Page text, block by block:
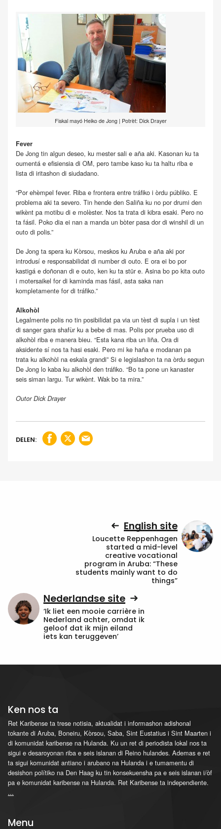
Fiskal mayó Heiko de Jong | Potrèt: Dick Drayer
Fever
De Jong tin algun deseo, ku mester sali e aña aki. Kasonan ku ta
oumentá e efisiensia di OM, pero tambe kaso ku ta haltu riba e
lista di iritashon di siudadano.
“Por ehèmpel fever. Riba e frontera entre tráfiko i òrdu públiko. E
problema aki ta severo. Tin hende den Saliña ku no por drumi den
wikènt pa motibu di e molèster. Nos ta trata di kibra esaki. Pero no
ta fásil. Poko dia ei nan a manda un bòter pasa dor di winshil di un
outo di polis.”
De Jong ta spera ku Kòrsou, meskos ku Aruba e aña aki por
introdusí e responsabilidat di number di outo. E ora ei bo por
kastigá e doñonan di e outo, ken ku ta stür e. Asina bo po kita outo
i motersaikel for di kaminda mas fásil, asta saka nan
kompletamente for di tráfiko.”
Alkohòl
Legalmente polis no tin posibilidat pa via un tèst di supla i un tèst
di sanger gara shafùr ku a bebe di mas. Polis por prueba uso di
alkohòl riba e manera bieu. “Esta kana riba un liña. Ora di
aksidente sí nos ta hasi esaki. Pero mi ke haña e modanan pa
trata ku alkohòl na eskala grandi” Si e legislashon ta na òrdu segun
De Jong lo kaba ku alkohòl den tráfiko. “Bo ta pone un kanaster
seis siman largu. Tur wikènt. Wak bo ta mira.”
Outor Dick Drayer
DELEN:
English site
Loucette Reppenhagen
started a mid-level
creative vocational
program in Aruba: “These
students mainly want to do
things”
Nederlandse site
‘Ik liet een mooie carrière in
Nederland achter, omdat ik
geloof dat ik mijn eiland
iets kan teruggeven’
Ken nos ta
Ret Karibense ta trese notisia, aktualidat i informashon adishonal
tokante di Aruba, Boneiru, Kòrsou, Saba, Sint Eustatius i Sint Maarten i
di komunidat karibense na Hulanda. Ku un ret di periodista lokal nos ta
sigui e desaroyonan riba e seis islanan di Reino hulandes. Ademas e ret
ta sigui komunidat antiano i arubano na Hulanda i e tumamentu di
desishon polítiko na Den Haag ku tin konsekuensha pa e seis islanan i/òf
pa e komunidat karibense na Hulanda. Ret Karibense ta independiente.
...
Menu